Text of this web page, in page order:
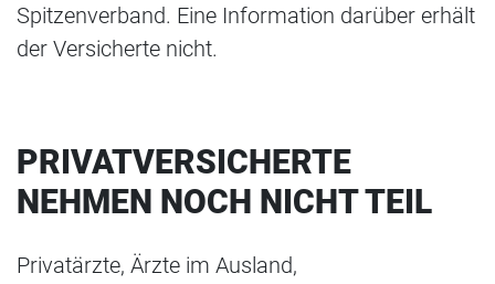
Spitzenverband. Eine Information darüber erhält
der Versicherte nicht.
PRIVATVERSICHERTE
NEHMEN NOCH NICHT TEIL
Privatärzte, Ärzte im Ausland,